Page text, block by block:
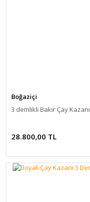
Boğaziçi
3 demlikli Bakır Çay Kazanı
28.800,00 TL